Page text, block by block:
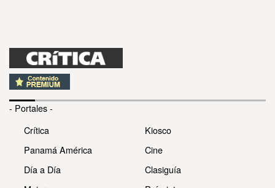
- Portales -
Crítica
Panamá América
Día a Día
Kiosco
Cine
Clasiguía